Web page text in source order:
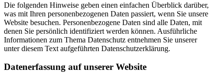
Die folgenden Hinweise geben einen einfachen Überblick darüber,
was mit Ihren personenbezogenen Daten passiert, wenn Sie unsere
Website besuchen. Personenbezogene Daten sind alle Daten, mit
denen Sie persönlich identifiziert werden können. Ausführliche
Informationen zum Thema Datenschutz entnehmen Sie unserer
unter diesem Text aufgeführten Datenschutzerklärung.
Datenerfassung auf unserer Website